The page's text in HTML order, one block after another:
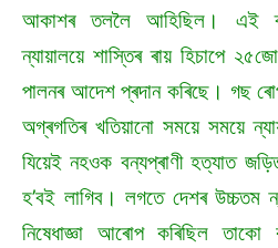
আকাশৰ তললৈ আহিছিল। এই
ন্যায়ালয়ে শাস্তিৰ ৰায় হিচাপে
পালনৰ আদেশ প্ৰদান কৰিছে। গছ
অগ্ৰগতিৰ খতিয়ানো সময়ে সময়ে
যিয়েই নহওক বন্যপ্ৰাণী হত্যাত
হ’বই লাগিব। লগতে দেশৰ উচ্চতম
নিষেধাজ্ঞা আৰোপ কৰিছিল তাকো